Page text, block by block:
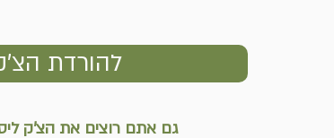
להורדת
גם אתם רוצים את הצ'ק